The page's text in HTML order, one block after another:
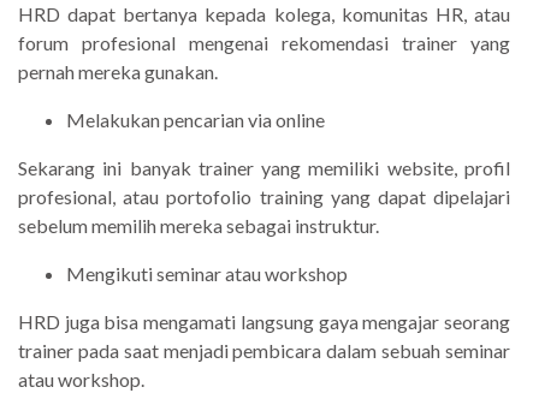
HRD dapat bertanya kepada kolega, komunitas HR, atau
forum profesional mengenai rekomendasi trainer yang
pernah mereka gunakan.
Melakukan pencarian via online
Sekarang ini banyak trainer yang memiliki website, profil
profesional, atau portofolio training yang dapat dipelajari
sebelum memilih mereka sebagai instruktur.
Mengikuti seminar atau workshop
HRD juga bisa mengamati langsung gaya mengajar seorang
trainer pada saat menjadi pembicara dalam sebuah seminar
atau workshop.